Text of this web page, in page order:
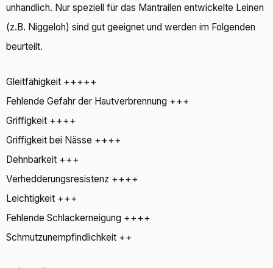
unhandlich. Nur speziell für das Mantrailen entwickelte Leinen
(z.B. Niggeloh) sind gut geeignet und werden im Folgenden
beurteilt.
Gleitfähigkeit +++++
Fehlende Gefahr der Hautverbrennung +++
Griffigkeit ++++
Griffigkeit bei Nässe ++++
Dehnbarkeit +++
Verhedderungsresistenz ++++
Leichtigkeit +++
Fehlende Schlackerneigung ++++
Schmutzunempfindlichkeit ++